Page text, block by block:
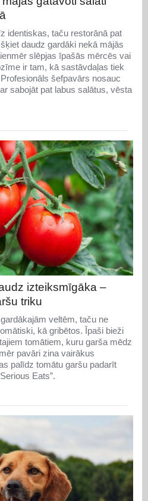
identiskas, taču restorānā pat
daudz gardāki nekā mājās
slēpjas īpašās mērcēs vai
ir tam, kā sastāvdaļas tiek
šefpavārs nosauc
sabojāt pat labus salātus, vēsta
izteiksmīgāka –
triku
veltēm, taču ne
kā gribētos. Īpaši bieži
tomātiem, kuru garša mēdz
pavāri zina vairākus
palīdz tomātu garšu padarīt
Eats”.